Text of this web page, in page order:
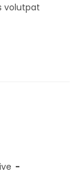
volutpat